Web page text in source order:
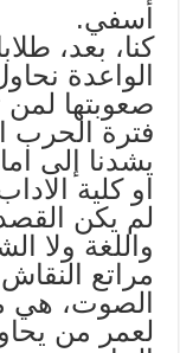
أسفي.
كنا، بعد،
الواعدة
صعوبتها
فترة الحرب
يشدنا إلى
او كلية
لم يكن
واللغة ولا
مراتع
الصوت، هي
لعمر من